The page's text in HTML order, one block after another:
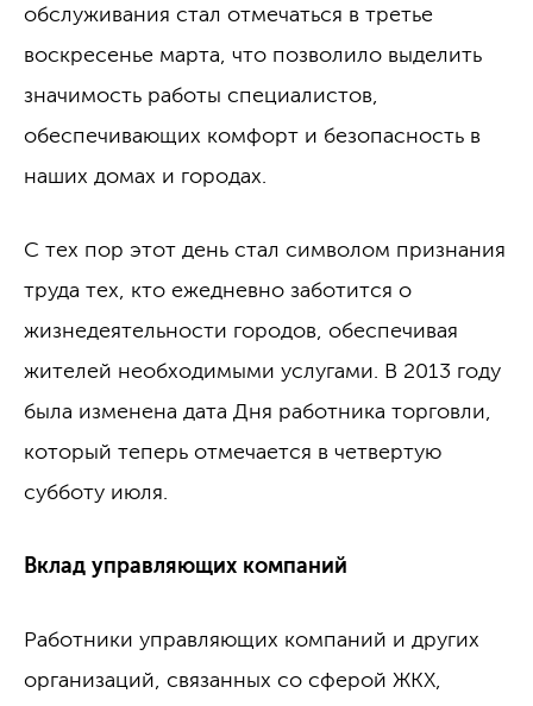
обслуживания стал отмечаться в третье
воскресенье марта, что позволило выделить
значимость работы специалистов,
обеспечивающих комфорт и безопасность в
наших домах и городах.
С тех пор этот день стал символом признания
труда тех, кто ежедневно заботится о
жизнедеятельности городов, обеспечивая
жителей необходимыми услугами. В 2013 году
была изменена дата Дня работника торговли,
который теперь отмечается в четвертую
субботу июля.
Вклад управляющих компаний
Работники управляющих компаний и других
организаций, связанных со сферой ЖКХ,